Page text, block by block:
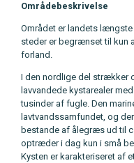
Områdebeskrivelse
Området er landets
steder er begrænset til kun
forland.
I den nordlige del strækker
lavvandede kystarealer
tusinder af fugle. Den
lavtvandssamfundet, og
bestande af ålegræs ud til
optræder i dag kun i små
Kysten er karakteriseret af